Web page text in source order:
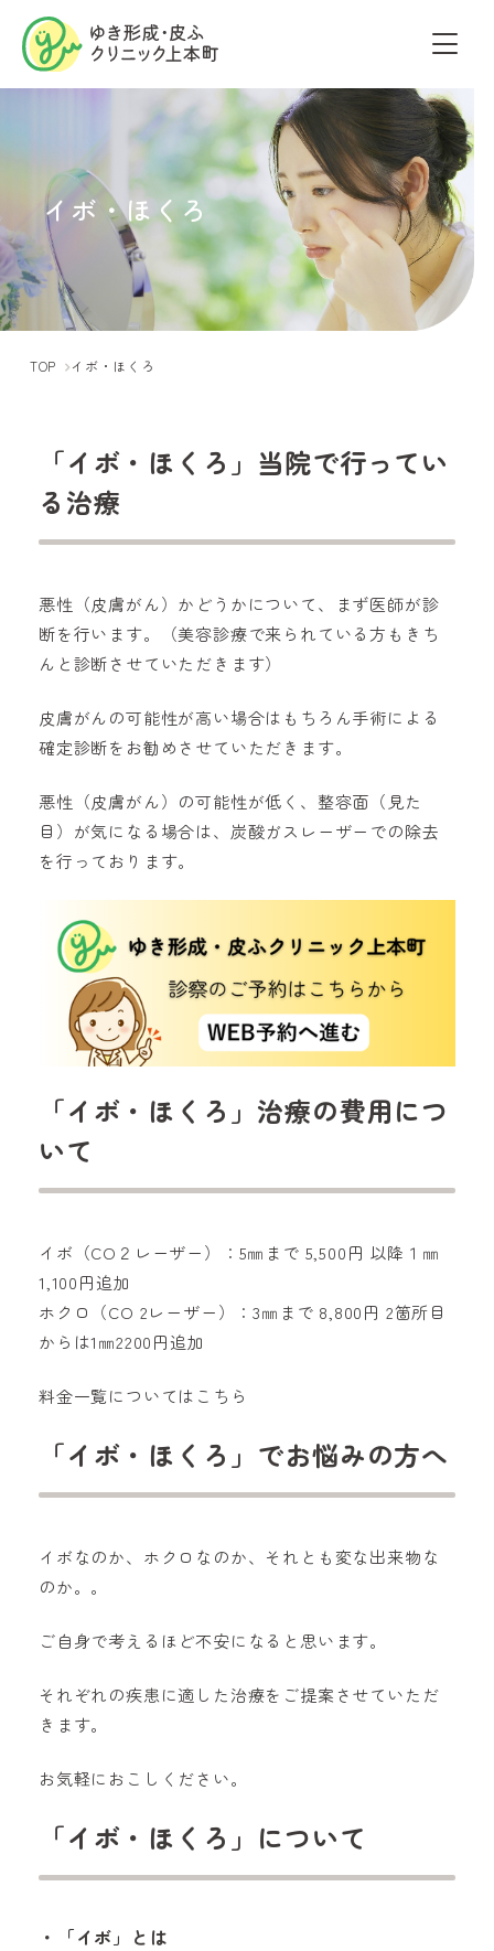
イボ・ほくろ
TOP イボ・ほくろ
「イボ・ほくろ」当院で行ってい
る治療
悪性（皮膚がん）かどうかについて、まず医師が診
断を行います。（美容診療で来られている方もきち
んと診断させていただきます）
皮膚がんの可能性が高い場合はもちろん手術による
確定診断をお勧めさせていただきます。
悪性（皮膚がん）の可能性が低く、整容面（見た
目）が気になる場合は、炭酸ガスレーザーでの除去
を行っております。
「イボ・ほくろ」治療の費用につ
いて
イボ（CO２レーザー）：5㎜まで 5,500円 以降１㎜
1,100円追加
ホクロ（CO 2レーザー）：3㎜まで 8,800円 2箇所目
からは1㎜2200円追加
料金一覧についてはこちら
「イボ・ほくろ」でお悩みの方へ
イボなのか、ホクロなのか、それとも変な出来物な
のか。。
ご自身で考えるほど不安になると思います。
それぞれの疾患に適した治療をご提案させていただ
きます。
お気軽におこしください。
「イボ・ほくろ」について
・「イボ」とは